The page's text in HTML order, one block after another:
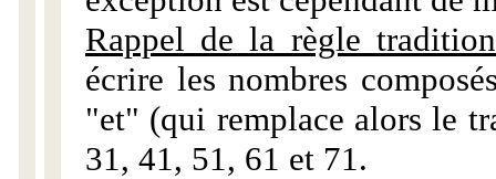
Rappel de la règle
écrire les nombres
"et" (qui remplace alors le
31, 41, 51, 61 et 71.